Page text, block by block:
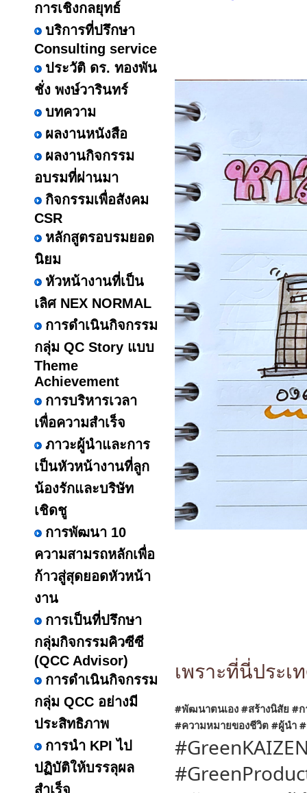
การเชิงกลยุทธ์
บริการที่ปรึกษา
Consulting service
ประวัติ ดร. ทองพัน
ชั่ง พงษ์วารินทร์
บทความ
ผลงานหนังสือ
ผลงานกิจกรรม
อบรมที่ผ่านมา
กิจกรรมเพื่อสังคม
CSR
หลักสูตรอบรมยอด
นิยม
หัวหน้างานที่เป็น
เลิศ NEX NORMAL
การดำเนินกิจกรรม
กลุ่ม QC Story แบบ
Theme
Achievement
การบริหารเวลา
เพื่อความสำเร็จ
ภาวะผู้นำและการ
เป็นหัวหน้างานที่ลูก
น้องรักและบริษัท
เชิดชู
การพัฒนา 10
ความสามรถหลักเพื่อ
ก้าวสู่สุดยอดหัวหน้า
งาน
การเป็นที่ปรึกษา
กลุ่มกิจกรรมคิวซีซี
(QCC Advisor)
การดำเนินกิจกรรม
กลุ่ม QCC อย่างมี
ประสิทธิภาพ
การนำ KPI ไป
ปฏิบัติให้บรรลุผล
สำเร็จ
เพราะที่นี่ประเ
#พัฒนาตนเอง #สร้างนิสัย #ก
#ความหมายของชีวิต #ผู้นำ